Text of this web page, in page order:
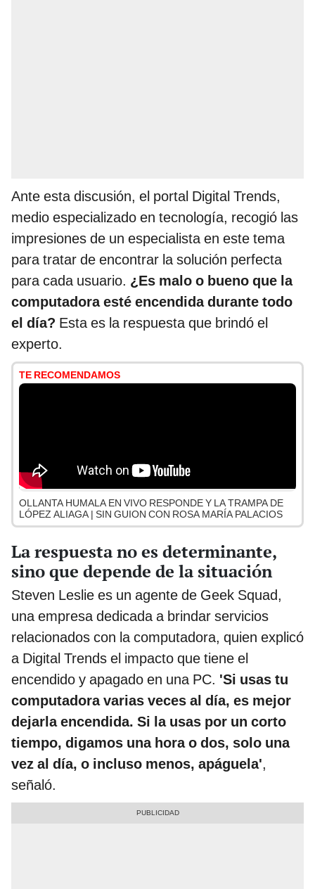
Ante esta discusión, el portal Digital Trends,
medio especializado en tecnología, recogió las
impresiones de un especialista en este tema
para tratar de encontrar la solución perfecta
para cada usuario. ¿Es malo o bueno que la
computadora esté encendida durante todo
el día? Esta es la respuesta que brindó el
experto.
TE RECOMENDAMOS
OLLANTA HUMALA EN VIVO RESPONDE Y LA TRAMPA DE
LÓPEZ ALIAGA | SIN GUION CON ROSA MARÍA PALACIOS
La respuesta no es determinante,
sino que depende de la situación
Steven Leslie es un agente de Geek Squad,
una empresa dedicada a brindar servicios
relacionados con la computadora, quien explicó
a Digital Trends el impacto que tiene el
encendido y apagado en una PC. 'Si usas tu
computadora varias veces al día, es mejor
dejarla encendida. Si la usas por un corto
tiempo, digamos una hora o dos, solo una
vez al día, o incluso menos, apáguela',
señaló.